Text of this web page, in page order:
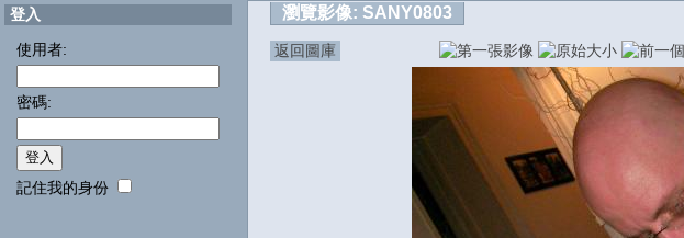
登入
使用者:
密碼:
記住我的身份
瀏覽影像: SANY0803
返回圖庫